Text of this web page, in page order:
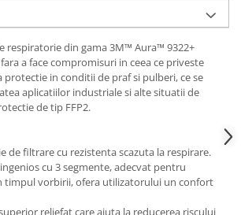
apa
respiratorie din gama 3M™ Aura™ 9322+
a face compromisuri in ceea ce priveste
protectie in conditii de praf si pulberi, ce se
aplicatiilor industriale si alte situatii de
de tip FFP2.
filtrare cu rezistenta scazuta la respirare.
cu 3 segmente, adecvat pentru
timpul vorbirii, ofera utilizatorului un confort
reliefat care ajuta la reducerea riscului